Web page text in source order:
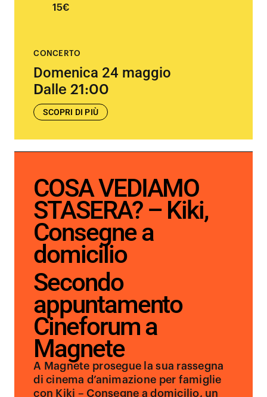
15€
CONCERTO
Domenica 24 maggio
Dalle 21:00
SCOPRI DI PIÙ
COSA VEDIAMO
STASERA? – Kiki,
Consegne a
domicilio
Secondo
appuntamento
Cineforum a
Magnete
A Magnete prosegue la sua rassegna
di cinema d’animazione per famiglie
con Kiki – Consegne a domicilio, un